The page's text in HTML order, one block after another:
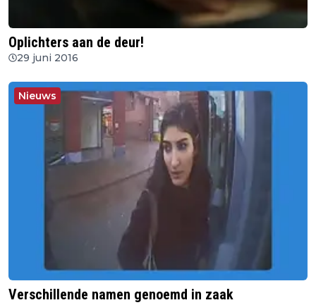
Oplichters aan de deur!
29 juni 2016
Nieuws
Verschillende namen genoemd in zaak